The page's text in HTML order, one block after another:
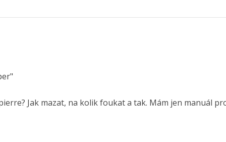
Jak mazat, na kolik foukat a tak. Mám jen manuál